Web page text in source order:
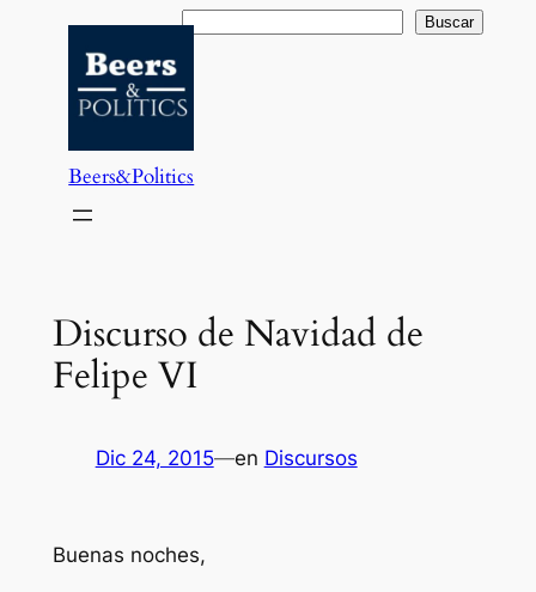
contenido
Buscar Buscar
Beers&Politics
Discurso de Navidad de
Felipe VI
Dic 24, 2015—en Discursos
Buenas noches,